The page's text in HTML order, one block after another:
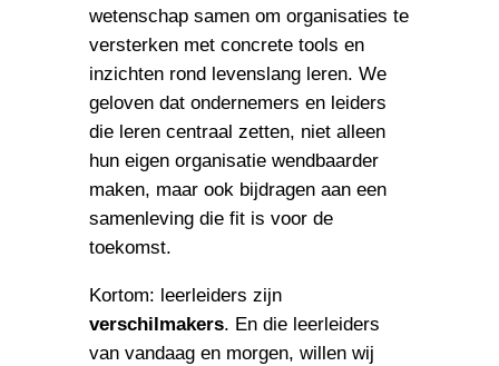
wetenschap samen om organisaties te
versterken met concrete tools en
inzichten rond levenslang leren. We
geloven dat ondernemers en leiders
die leren centraal zetten, niet alleen
hun eigen organisatie wendbaarder
maken, maar ook bijdragen aan een
samenleving die fit is voor de
toekomst.
Kortom: leerleiders zijn
verschilmakers. En die leerleiders
van vandaag en morgen, willen wij